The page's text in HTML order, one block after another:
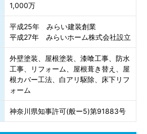
1,000万
平成25年 みらい建装創業
平成27年 みらいホーム株式会社設立
外壁塗装、屋根塗装、漆喰工事、防水
工事、リフォーム、屋根葺き替え、屋
根カバー工法、白アリ駆除、床下リフ
ォーム
神奈川県知事許可(般ー5)第91883号